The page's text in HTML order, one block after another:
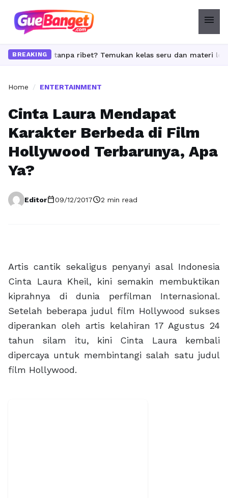
menu
BREAKING
skill tanpa ribet? Temukan kelas seru dan materi lengkap
Home / ENTERTAINMENT
Cinta Laura Mendapat
Karakter Berbeda di Film
Hollywood Terbarunya, Apa
Ya?
Editorcalendar_today09/12/2017schedule2 min read
Artis cantik sekaligus penyanyi asal Indonesia
Cinta Laura Kheil, kini semakin membuktikan
kiprahnya di dunia perfilman Internasional.
Setelah beberapa judul film Hollywood sukses
diperankan oleh artis kelahiran 17 Agustus 24
tahun silam itu, kini Cinta Laura kembali
dipercaya untuk membintangi salah satu judul
film Hollywood.